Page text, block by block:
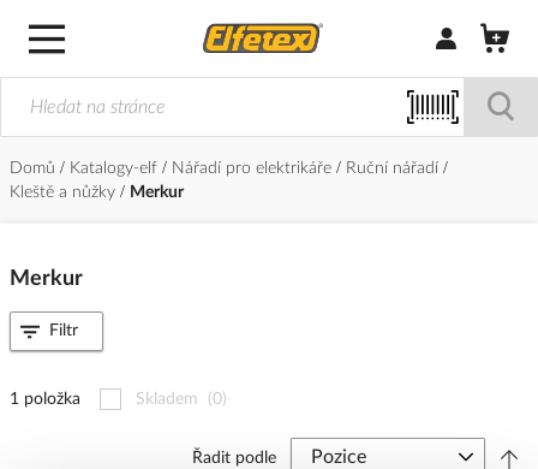
Přihlásit/
Domů Katalogy-elf Nářadí pro elektrikáře
Ruční nářadí
Kleště a nůžky
Merkur
Merkur
1 položka Skladem (0)
Řadit podle
Filtr